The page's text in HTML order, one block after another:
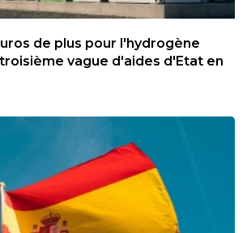
de plus pour l'hydrogène
vague d'aides d'Etat en